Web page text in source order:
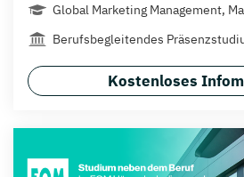
Global Marketing Management,
Berufsbegleitendes
Kostenloses